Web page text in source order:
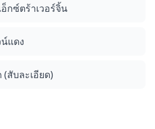
กซ์ตร้าเวอร์จิ้น
แดง
สับละเอียด)